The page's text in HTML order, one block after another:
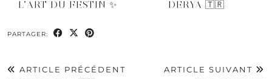
L’ART DU FESTIN ✨ DERYA 🇹🇷
PARTAGER:
ARTICLE PRÉCÉDENT
ARTICLE SUIVANT